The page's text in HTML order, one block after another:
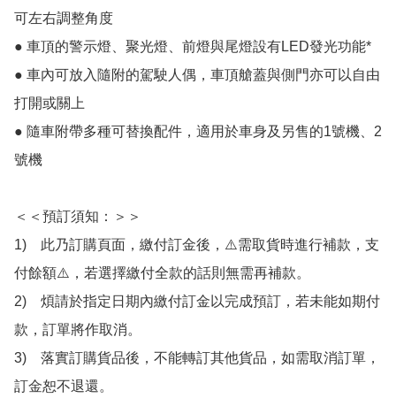
可左右調整角度
● 車頂的警示燈、聚光燈、前燈與尾燈設有LED發光功能*
● 車內可放入隨附的駕駛人偶，車頂艙蓋與側門亦可以自由
打開或關上
● 隨車附帶多種可替換配件，適用於車身及另售的1號機、2
號機
＜＜預訂須知：＞＞
1)　此乃訂購頁面，繳付訂金後，⚠️需取貨時進行補款，支
付餘額⚠️，若選擇繳付全款的話則無需再補款。
2)　煩請於指定日期內繳付訂金以完成預訂，若未能如期付
款，訂單將作取消。
3)　落實訂購貨品後，不能轉訂其他貨品，如需取消訂單，
訂金恕不退還。